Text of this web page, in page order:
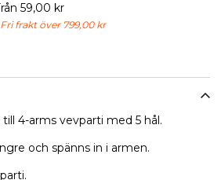
4-arms vevparti med 5 hål.
och spänns in i armen.
59,00 kr
Fri frakt över 799,00 kr